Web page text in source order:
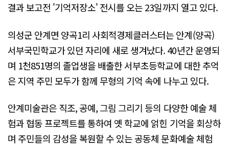
결과 보고전 '기억저장소' 전시를 오는 23일까지 열고 있다.
의성군 안계면 양곡1리 사회적경제클러스터는 안계(양곡)
서부국민학교가 있던 자리에 새로 생겨났다. 40년간 운영되
며 1천851명의 졸업생을 배출한 서부초등학교에 대한 추억
은 지역 주민 모두가 함께 무형의 기억 속에 나누고 있다.
안계미술관은 직조, 공예, 그림 그리기 등의 다양한 예술 체
험과 협동 프로젝트를 통하여 옛 학교에 얽힌 기억을 회상하
며 주민들의 감성을 복원할 수 있는 공동체 문화예술 체험